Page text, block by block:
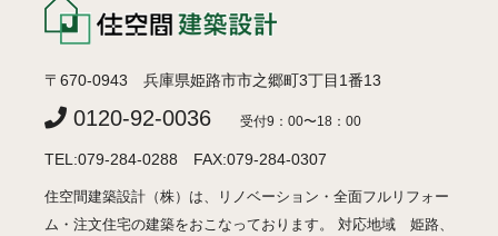
〒670-0943 兵庫県姫路市市之郷町3丁目1番13
0120-92-0036 受付9：00〜18：00
TEL:079-284-0288 FAX:079-284-0307
住空間建築設計（株）は、リノベーション・全面フルリフォー
ム・注文住宅の建築をおこなっております。 対応地域 姫路、